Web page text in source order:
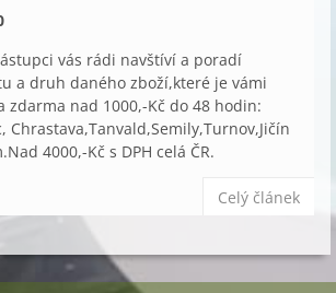
vás rádi navštíví a poradí
a druh daného zboží,které je vámi
zdarma nad 1000,-Kč do 48 hodin:
Chrastava,Tanvald,Semily,Turnov,Jičín
4000,-Kč s DPH celá ČR.
Celý článek